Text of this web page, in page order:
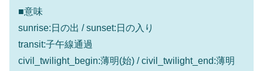
■意味
sunrise:日の出 / sunset:日の入り
transit:子午線通過
civil_twilight_begin:薄明(始) / civil_twilight_end:薄明